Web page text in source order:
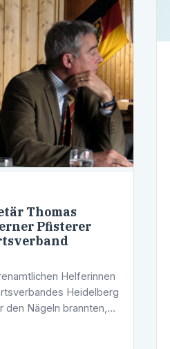
Thomas
Pfisterer
Helferinnen
Heidelberg
den Nägeln brannten,